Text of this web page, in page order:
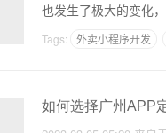
也发生了极大的变化
Tags: 外卖小程序开发
如何选择广州APP